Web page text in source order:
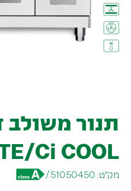
תנור משולב
Ci COOL
מק״ט: 51050450
/